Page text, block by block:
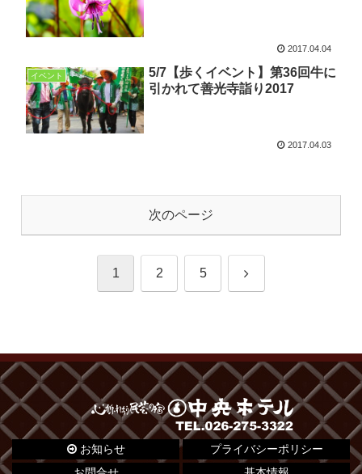
2017.04.04
イベント
5/7【歩くイベント】第36回牛に
引かれて善光寺詣り2017
2017.04.03
次のページ
1 2 5 次
お知らせ
プライバシーポリシー